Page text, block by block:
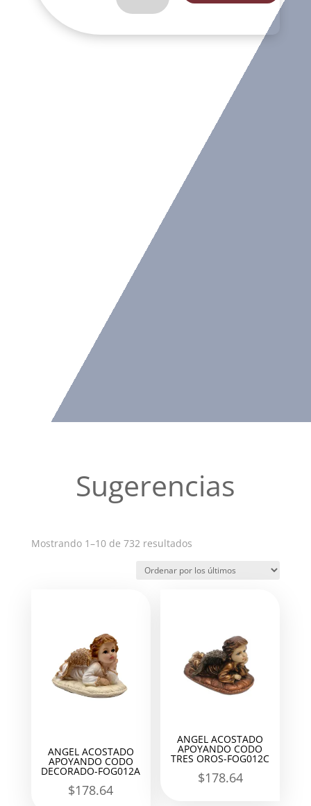
LA
CON
Sugerencias
Mostrando 1–10 de 732 resultadosOrdenado
los
ANGEL ACOSTADO
APOYANDO CODO
DECORADO-FOG012A
$178.64
ANGEL ACOSTADO
APOYANDO CODO
TRES OROS-FOG012C
$178.64